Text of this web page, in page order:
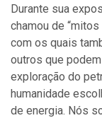
Durante sua
chamou de
com os quais
outros que
exploração do
humanidade
de energia. Nós